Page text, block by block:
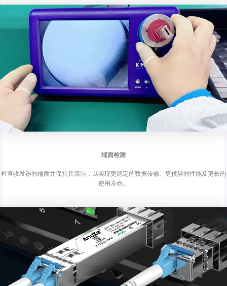
端面检测
检查收发器的端面并保持其清洁，以实现更稳定的数据传输、更优异的性能及更长的
使用寿命。